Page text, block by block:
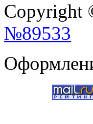
Copyright
№89533